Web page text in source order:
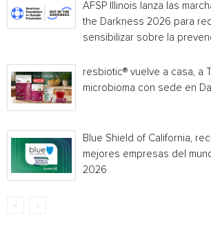
AFSP Illinois lanza las
the Darkness 2026 para
sensibilizar sobre la
resbiotic® vuelve a casa, a
microbioma con sede en
Blue Shield of California,
mejores empresas del
2026